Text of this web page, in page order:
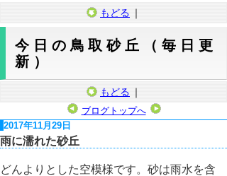
もどる ｜
今日の鳥取砂丘（毎日更
新）
もどる ｜
ブログトップへ
2017年11月29日
雨に濡れた砂丘
どんよりとした空模様です。砂は雨水を含